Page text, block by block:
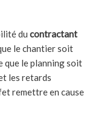
du contractant
le chantier soit
que le planning soit
les retards
remettre en cause